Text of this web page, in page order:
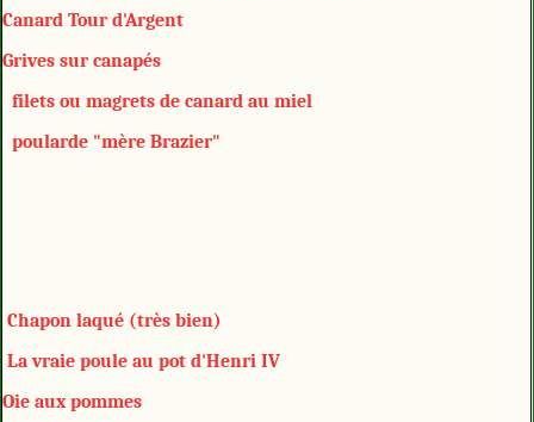
Canard Tour d'Argent
Grives sur canapés
filets ou magrets de canard au miel
poularde "mère Brazier"
Chapon laqué (très bien)
La vraie poule au pot d'Henri IV
Oie aux pommes